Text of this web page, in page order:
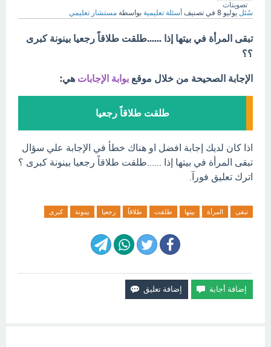
تصويتات
سُئل يوليو 8 في تصنيف أسئلة تعليمية بواسطة مستشار تعليمي
تبقى المرأة في بيتها إذا ......طلقت طلاقاً رجعيا بينونة كبرى
؟؟
الإجابة الصحيحة من خلال موقع بوابة الإجابات هي:
طلقت طلاقاً رجعيا
اذا كان لديك إجابة افضل او هناك خطأ في الإجابة علي سؤال
تبقى المرأة في بيتها إذا ......طلقت طلاقاً رجعيا بينونة كبرى ؟
اترك تعليق فورآ.
تبقى المرأة بيتها طلقت طلاقاً رجعيا بينونة كبرى